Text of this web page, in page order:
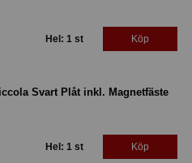
Hel: 1 st Köp
Svart Plåt inkl. Magnetfäste
Hel: 1 st Köp